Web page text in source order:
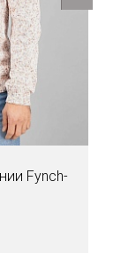
Fynch-